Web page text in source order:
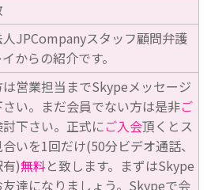
人JPCompanyスタッフ顧問弁護
からの紹介です。
営業担当までSkypeメッセージ
い。まだ会員でない方は是非ご
討下さい。正式にご入会頂くとス
いを1回だけ(50分ビデオ通話、
)無料と致します。まずはSkype
達になりましょう。Skypeで会